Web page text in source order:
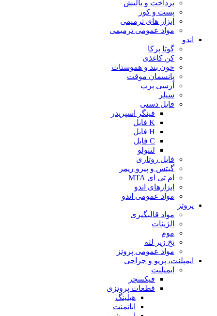
پرداخت و پالیش
پست و کور
ابزار های ترمیمی
مواد عمومی ترمیمی
اندو
گوتا پرکا
کن کاغذی
خون بند و هموستات
پانسمان موقت
آرسی پرپ
سیلر
فایل دستی
فینگر اسپریدر
K فایل
H فایل
C فایل
لنتولو
فایل روتاری
گیتس و پیزو ریمر
ام تی ای MTA
ابزارهای اندو
مواد عمومی اندو
پروتز
مواد قالبگیری
الژینات
موم
نخ زیر لثه
مواد عمومی پروتز
ایمپلنت، پریو و جراحی
ایمپلنت
فیکسچر
قطعات پروتزی
هیلینگ
اباتمنت